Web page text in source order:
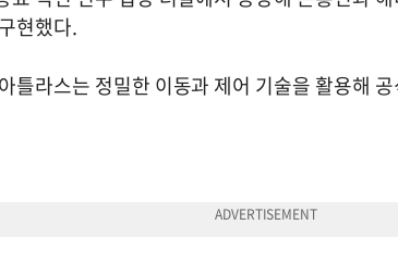
현했다.
틀라스는 정밀한 이동과 제어 기술을 활용해